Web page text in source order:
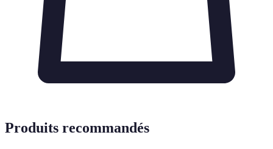
Produits recommandés